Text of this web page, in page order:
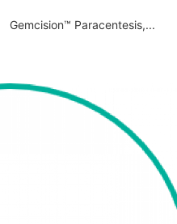
Gemcision™ Paracentesis,...